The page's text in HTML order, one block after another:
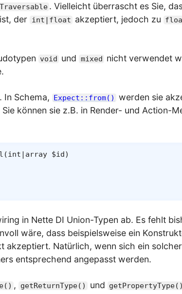
. Vielleicht überrascht es Sie,
der int|float akzeptiert, jedoch zu
void und mixed nicht verwendet
In Schema, Expect::from()
werden sie
können sie z.B. in Render- und Action-
(int | array $id)
in Nette DI Union-Typen ab. Es fehlt
wäre, dass beispielsweise ein
akzeptiert. Natürlich, wenn sich ein
entsprechend angepasst werden.
, getReturnType() und getPropertyType()